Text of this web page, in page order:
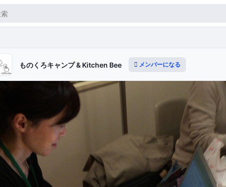
ものくろキャンプ & Kitchen Bee メンバーになる